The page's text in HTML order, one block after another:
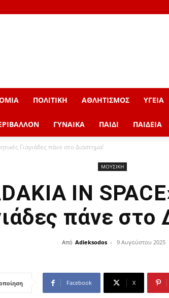
ΠΟΛΙΤΙΚΗ ΑΘΛΗΤΙΣΜΟΣ ΥΓΕΙΑ
ΓΥΝΑΙΚΑ ΠΑΙΔΙ ΠΑΙΔΕΙΑ
Γιαγιάδες πάνε στο Διάστημα!
ΜΟΥΣΙΚΗ
IN
πάνε στο
Από Adieksodos - 9 Αυγούστου 2025
Facebook X